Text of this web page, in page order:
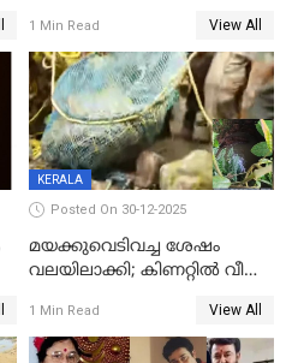
സെന്ററിലെ അധ്യാപകന്‍
മർദിച്ചതായി പരാതി
1 Min Read View All
KERALA
Posted On 30-12-2025
മയക്കുവെടിവച്ച ശേഷം
വലയിലാക്കി; കിണറ്റിൽ വീണ
1 Min Read View All